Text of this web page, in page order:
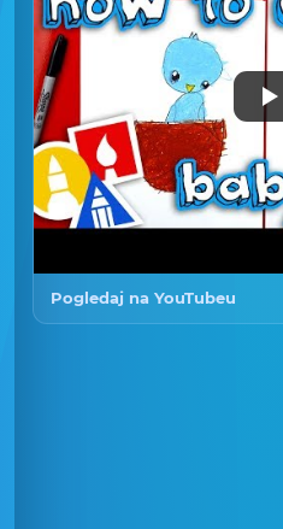
Pogledaj na YouTubeu